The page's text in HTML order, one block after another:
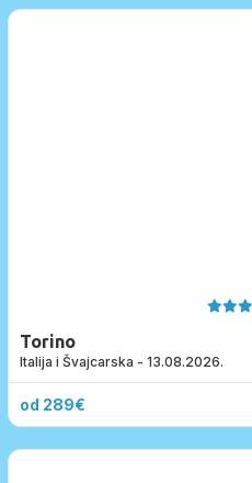
Poruka
Torino
Italija i Švajcarska - 13.08.2026.
od 289€